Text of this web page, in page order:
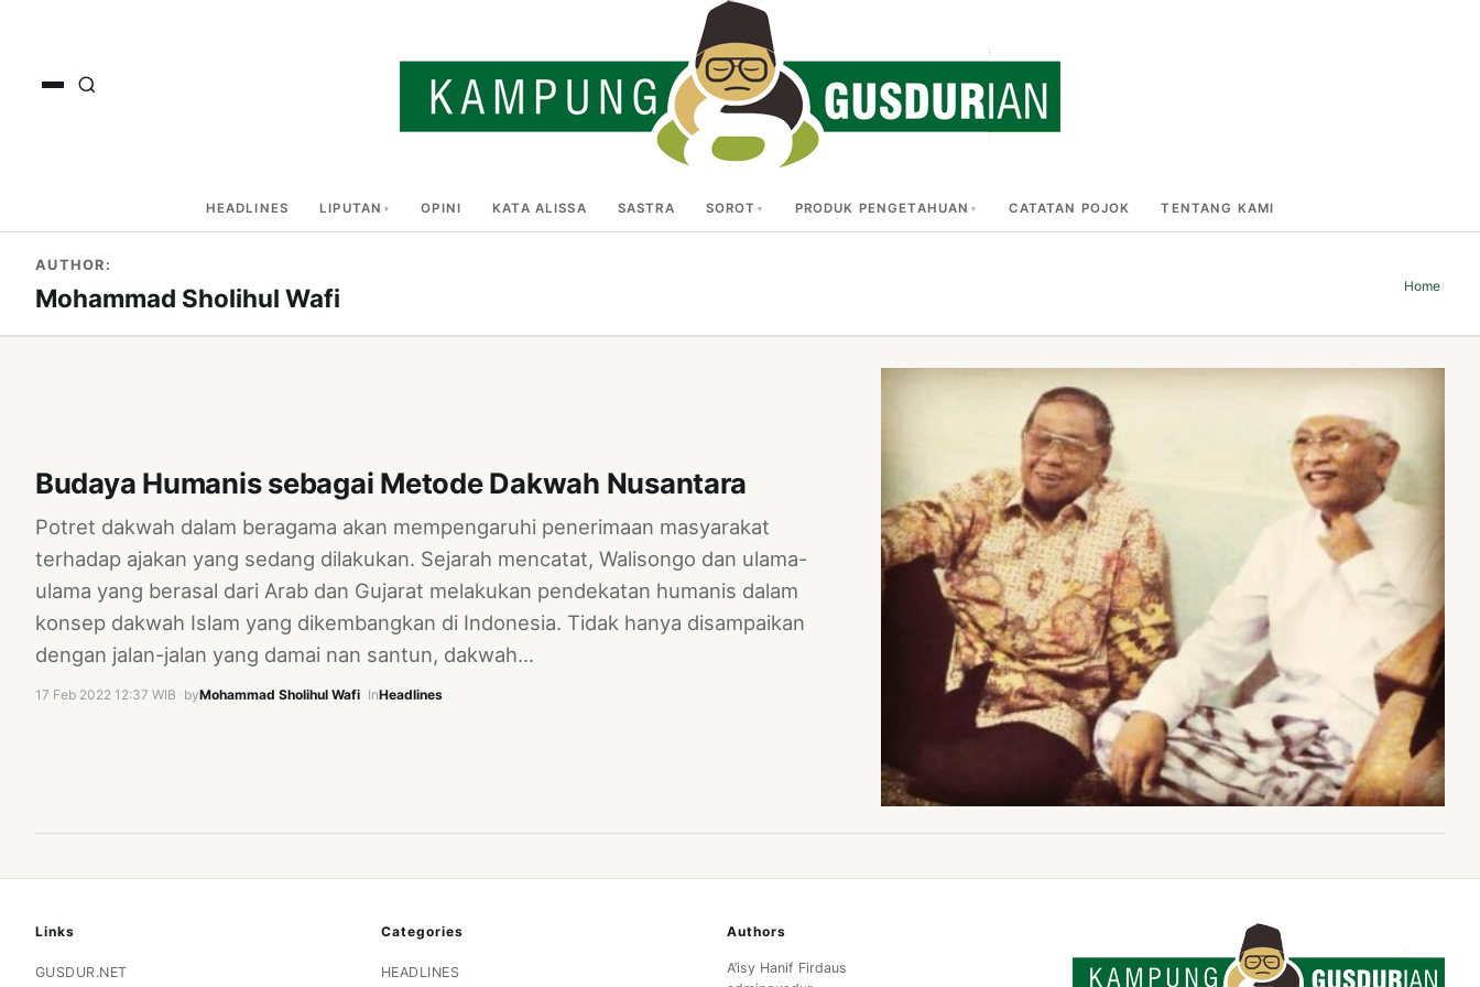
HEADLINES LIPUTAN OPINI KATA ALISSA SASTRA SOROT PRODUK PENGETAHUAN CATATAN POJOK TENTANG KAMI
AUTHOR:
Mohammad Sholihul Wafi Home›
Budaya Humanis sebagai Metode Dakwah Nusantara
Potret dakwah dalam beragama akan mempengaruhi penerimaan masyarakat
terhadap ajakan yang sedang dilakukan. Sejarah mencatat, Walisongo dan ulama-
ulama yang berasal dari Arab dan Gujarat melakukan pendekatan humanis dalam
konsep dakwah Islam yang dikembangkan di Indonesia. Tidak hanya disampaikan
dengan jalan-jalan yang damai nan santun, dakwah…
17 Feb 2022 12:37 WIB byMohammad Sholihul Wafi InHeadlines
Links
GUSDUR.NET
Categories
HEADLINES
Authors
A’isy Hanif Firdaus